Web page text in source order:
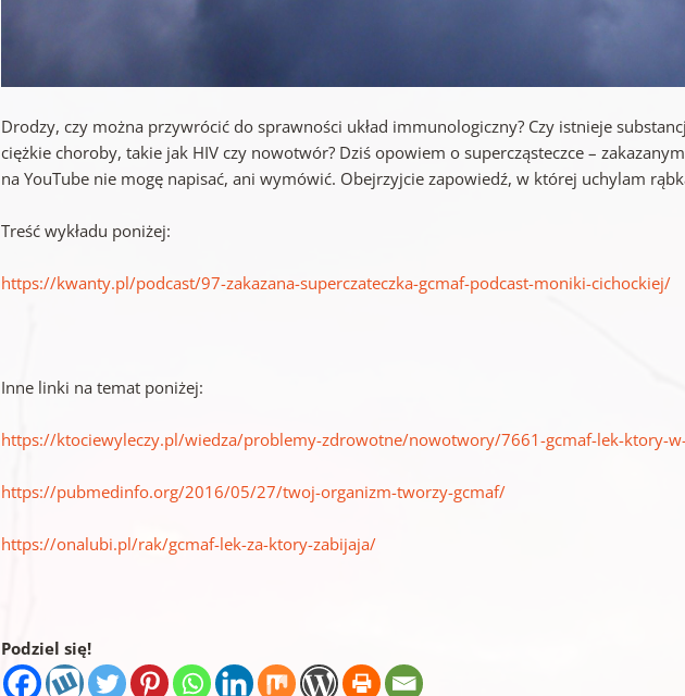
Drodzy, czy można przywrócić do sprawności układ immunologiczny? Czy istnieje
ciężkie choroby, takie jak HIV czy nowotwór? Dziś opowiem o supercząsteczce –
na YouTube nie mogę napisać, ani wymówić. Obejrzyjcie zapowiedź, w której uchylam
Treść wykładu poniżej:
https://kwanty.pl/podcast/97-zakazana-superczateczka-gcmaf-podcast-moniki-cichockiej/
Inne linki na temat poniżej:
https://ktociewyleczy.pl/wiedza/problemy-zdrowotne/nowotwory/7661-gcmaf-lek-ktory-
https://pubmedinfo.org/2016/05/27/twoj-organizm-tworzy-gcmaf/
https://onalubi.pl/rak/gcmaf-lek-za-ktory-zabijaja/
Podziel się!